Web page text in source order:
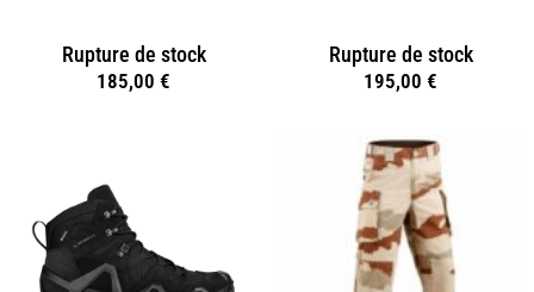
Rupture de stock
185,00 €
Rupture de stock
195,00 €